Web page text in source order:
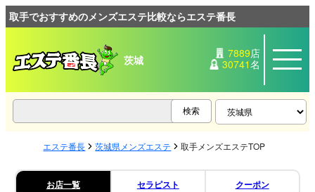
取手でおすすめのメンズエステ比較ならエステ番長
茨城 7889店
30741名
エステ番長 茨城県メンズエステ 取手メンズエステTOP
お店一覧 セラピスト クーポン